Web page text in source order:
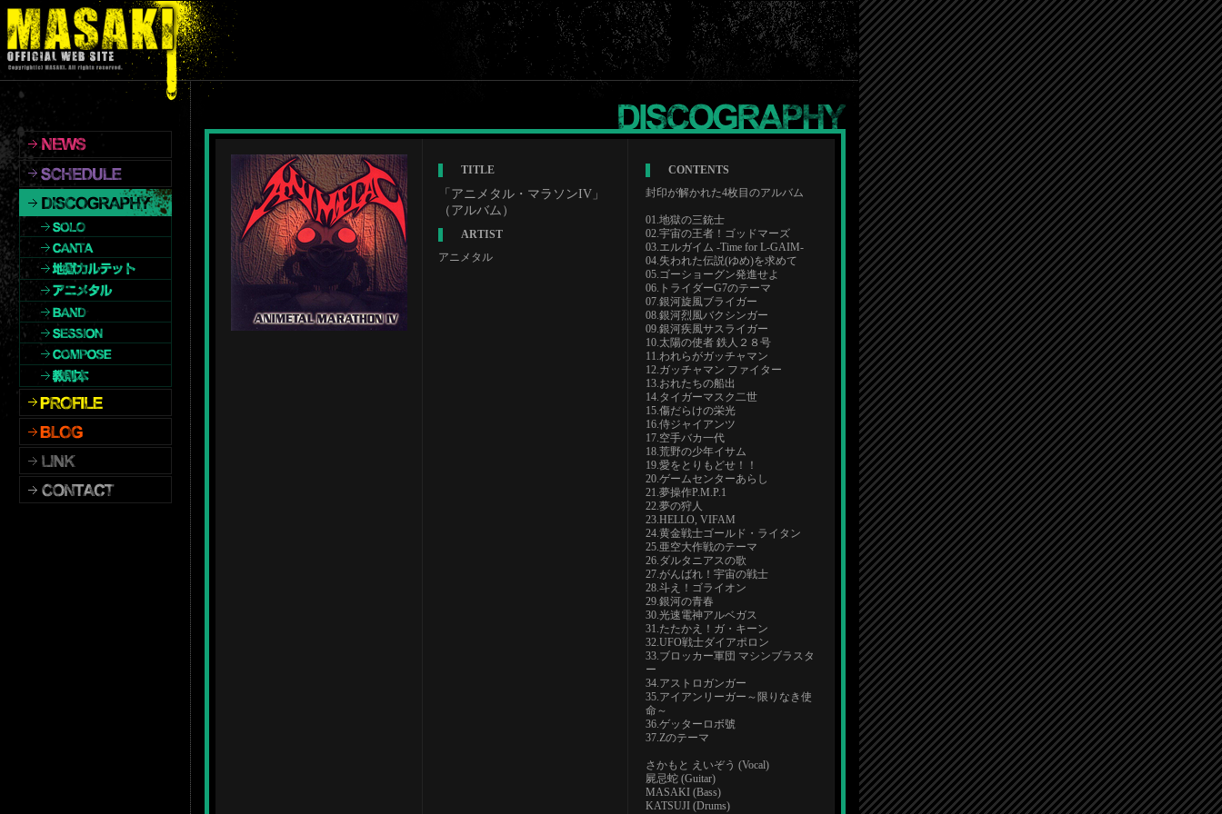
TITLE
「アニメタル・マラソンIV」
（アルバム）
ARTIST
アニメタル
CONTENTS
封印が解かれた4枚目のアルバム
01.地獄の三銃士
02.宇宙の王者！ゴッドマーズ
03.エルガイム -Time for L-GAIM-
04.失われた伝説(ゆめ)を求めて
05.ゴーショーグン発進せよ
06.トライダーG7のテーマ
07.銀河旋風ブライガー
08.銀河烈風バクシンガー
09.銀河疾風サスライガー
10.太陽の使者 鉄人２８号
11.われらがガッチャマン
12.ガッチャマン ファイター
13.おれたちの船出
14.タイガーマスク二世
15.傷だらけの栄光
16.侍ジャイアンツ
17.空手バカ一代
18.荒野の少年イサム
19.愛をとりもどせ！！
20.ゲームセンターあらし
21.夢操作P.M.P.1
22.夢の狩人
23.HELLO, VIFAM
24.黄金戦士ゴールド・ライタン
25.亜空大作戦のテーマ
26.ダルタニアスの歌
27.がんばれ！宇宙の戦士
28.斗え！ゴライオン
29.銀河の青春
30.光速電神アルベガス
31.たたかえ！ガ・キーン
32.UFO戦士ダイアポロン
33.ブロッカー軍団 マシンブラスタ
ー
34.アストロガンガー
35.アイアンリーガー～限りなき使
命～
36.ゲッターロボ號
37.Zのテーマ
さかもと えいぞう (Vocal)
屍忌蛇 (Guitar)
MASAKI (Bass)
KATSUJI (Drums)